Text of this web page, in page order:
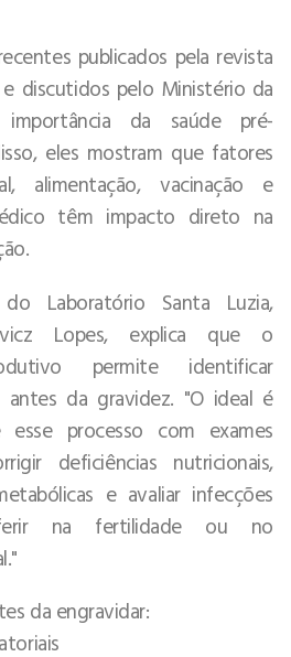
publicados pela revista
discutidos pelo Ministério da
da saúde pré-
eles mostram que fatores
alimentação, vacinação e
têm impacto direto na
Laboratório Santa Luzia,
Lopes, explica que o
permite identificar
antes da gravidez. "O ideal é
processo com exames
deficiências nutricionais,
e avaliar infecções
na fertilidade ou no
da engravidar: